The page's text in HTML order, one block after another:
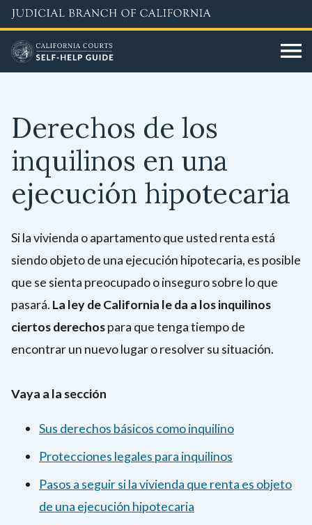
Skip
to
main
content
Derechos de los
inquilinos en una
ejecución hipotecaria
Si la vivienda o apartamento que usted renta está
siendo objeto de una ejecución hipotecaria, es posible
que se sienta preocupado o inseguro sobre lo que
pasará. La ley de California le da a los inquilinos
ciertos derechospara que tenga tiempo de
encontrar un nuevo lugar o resolver su situación.
Vaya a la sección
Sus derechos básicos como inquilino
Protecciones legales para inquilinos
Pasos a seguir si la vivienda que renta es objeto
de una ejecución hipotecaria